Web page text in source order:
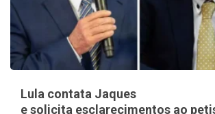
Lula contata Jaques
e solicita esclarecimentos ao